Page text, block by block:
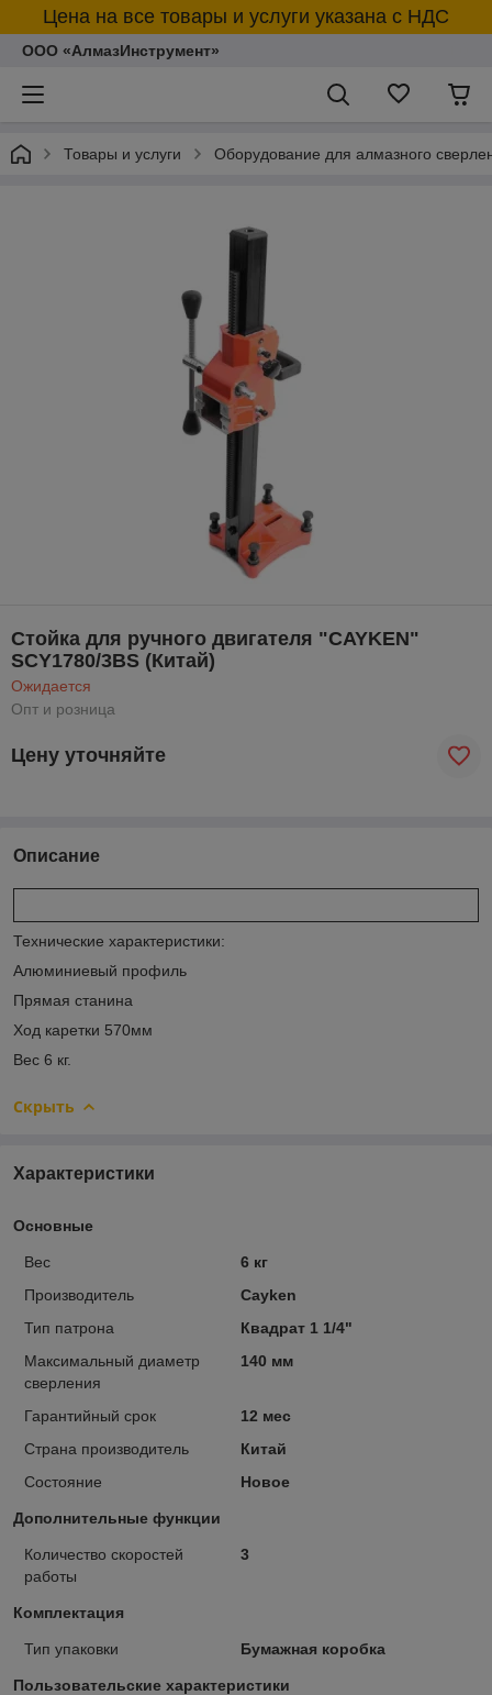
Цена на все товары и услуги указана с НДС
ООО «АлмазИнструмент»
Товары и услуги Оборудование для алмазного
Стойка для ручного двигателя "CAYKEN"
SCY1780/3BS (Китай)
Ожидается
Опт и розница
Цену уточняйте
Описание
Технические характеристики:
Алюминиевый профиль
Прямая станина
Ход каретки 570мм
Вес 6 кг.
Скрыть
Характеристики
Основные
Вес
6 кг
Производитель
Cayken
Тип патрона
Квадрат 1 1/4"
Максимальный диаметр
сверления
140 мм
Гарантийный срок
12 мес
Страна производитель
Китай
Состояние
Новое
Дополнительные функции
Количество скоростей
работы
3
Комплектация
Тип упаковки Бумажная коробка
Пользовательские характеристики